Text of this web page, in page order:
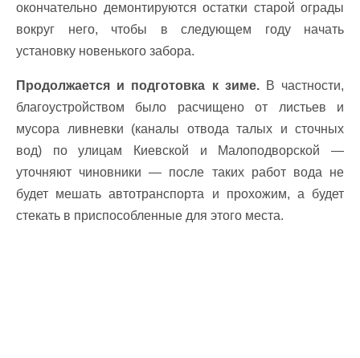
окончательно демонтируются остатки старой ограды
вокруг него, чтобы в следующем году начать
установку новенького забора.
Продолжается и подготовка к зиме.В частности,
благоустройством было расчищено от листьев и
мусора ливневки (каналы отвода талых и сточных
вод) по улицам Киевской и Малоподворской —
уточняют чиновники — после таких работ вода не
будет мешать автотранспорта и прохожим, а будет
стекать в приспособленные для этого места.